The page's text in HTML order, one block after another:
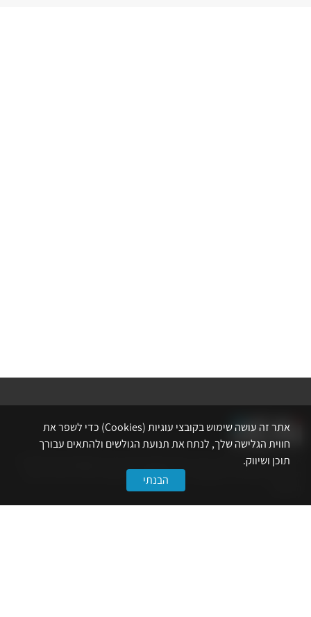
אתר לשכת המהנדסים, האדריכלים והאקדמאים בעלי המקצועות הטכנולוגיים
מרכז את הפעילויות המקצועיות, ההשתלמויות, ההטבות ואירועי הפנאי לאנשי
אתר זה עושה שימוש בקובצי עוגיות (Cookies) כדי לשפר את
חווית הגלישה שלך, לנתח את תנועת הגולשים ולהתאים עבורך
תוכן ושיווק.
הבנתי